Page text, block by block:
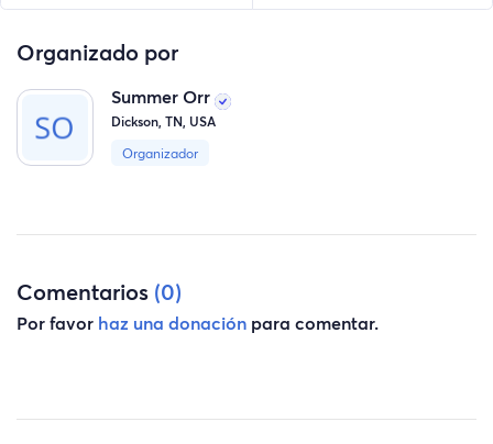
Organizado por
Summer Orr
Dickson, TN, USA
Organizador
Comentarios (0)
Por favor haz una donación para comentar.